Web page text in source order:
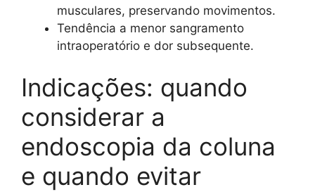
musculares, preservando movimentos.
Tendência a menor sangramento
intraoperatório e dor subsequente.
Indicações: quando
considerar a
endoscopia da coluna
e quando evitar